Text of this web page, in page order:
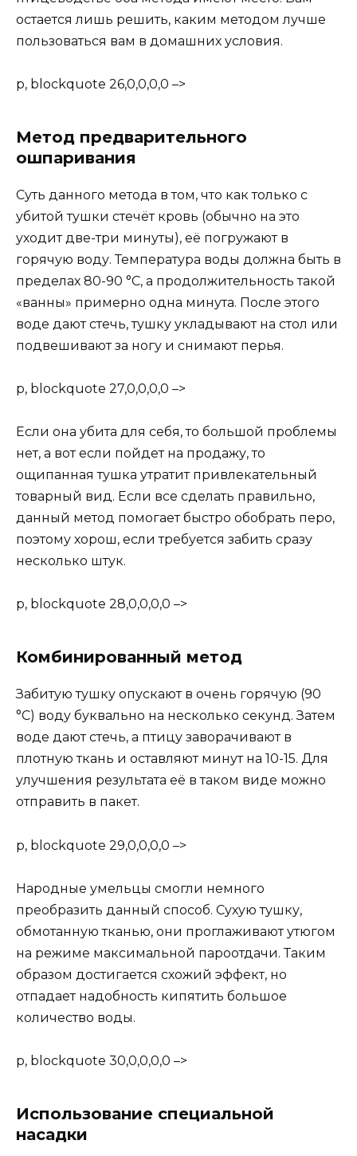
остается лишь решить, каким методом лучше
пользоваться вам в домашних условия.
p, blockquote 26,0,0,0,0 –>
Метод предварительного
ошпаривания
Суть данного метода в том, что как только с
убитой тушки стечёт кровь (обычно на это
уходит две-три минуты), её погружают в
горячую воду. Температура воды должна быть в
пределах 80-90 °С, а продолжительность такой
«ванны» примерно одна минута. После этого
воде дают стечь, тушку укладывают на стол или
подвешивают за ногу и снимают перья.
p, blockquote 27,0,0,0,0 –>
Если она убита для себя, то большой проблемы
нет, а вот если пойдет на продажу, то
ощипанная тушка утратит привлекательный
товарный вид. Если все сделать правильно,
данный метод помогает быстро обобрать перо,
поэтому хорош, если требуется забить сразу
несколько штук.
p, blockquote 28,0,0,0,0 –>
Комбинированный метод
Забитую тушку опускают в очень горячую (90
°С) воду буквально на несколько секунд. Затем
воде дают стечь, а птицу заворачивают в
плотную ткань и оставляют минут на 10-15. Для
улучшения результата её в таком виде можно
отправить в пакет.
p, blockquote 29,0,0,0,0 –>
Народные умельцы смогли немного
преобразить данный способ. Сухую тушку,
обмотанную тканью, они проглаживают утюгом
на режиме максимальной пароотдачи. Таким
образом достигается схожий эффект, но
отпадает надобность кипятить большое
количество воды.
p, blockquote 30,0,0,0,0 –>
Использование специальной
насадки